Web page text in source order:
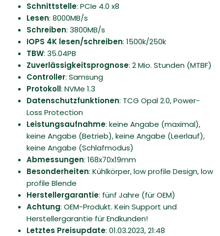
Schnittstelle: PCIe 4.0 x8
Lesen: 8000MB/​s
Schreiben: 3800MB/​s
IOPS 4K lesen/schreiben: 1500k/​250k
TBW: 35.04PB
Zuverlässigkeitsprognose: 2 Mio. Stunden (MTBF)
Controller: Samsung
Protokoll: NVMe 1.3
Datenschutzfunktionen: TCG Opal 2.0, Power-
Loss Protection
Leistungsaufnahme: keine Angabe (maximal),
keine Angabe (Betrieb), keine Angabe (Leerlauf),
keine Angabe (Schlafmodus)
Abmessungen: 168x70x19mm
Besonderheiten: Kühlkörper, low profile Design, low
profile Blende
Herstellergarantie: fünf Jahre (für OEM)
Achtung: OEM-Produkt. Kein Support und
Herstellergarantie für Endkunden!
Letztes Preisupdate: 01.03.2023, 21:48